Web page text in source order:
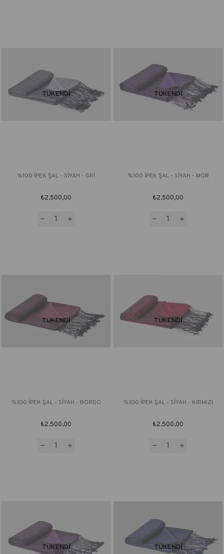
TÜKENDI
%100 İPEK ŞAL - SİYAH - GRİ
₺2.500,00
TÜKENDI
%100 İPEK ŞAL - SİYAH - MOR
₺2.500,00
TÜKENDI
%100 İPEK ŞAL - SİYAH - BORDO
₺2.500,00
TÜKENDI
%100 İPEK ŞAL - SİYAH - KIRMIZI
₺2.500,00
TÜKENDI TÜKENDI